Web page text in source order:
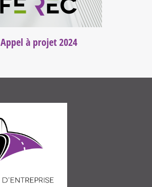
Appel à projet 2024